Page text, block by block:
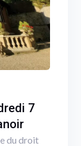
7
du droit